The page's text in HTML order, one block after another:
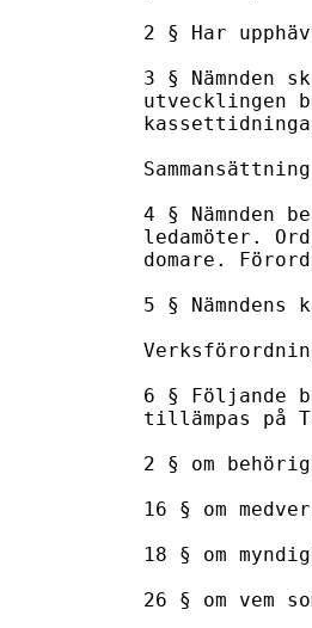
2 § Har
3 § Nämnden
utvecklingen
4 § Nämnden
ledamöter.
domare.
5 §
6 § Följande
tillämpas på
2 § om
16 § om
18 § om
26 § om vem